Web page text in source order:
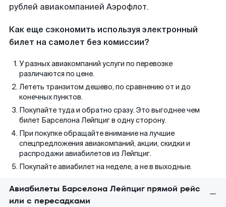
рублей авиакомпанией Аэрофлот.
Как еще сэкономить используя электронный
билет на самолет без комиссии?
У разных авиакомпаний услуги по перевозке
различаются по цене.
Лететь транзитом дешево, по сравнению от и до
конечных пунктов.
Покупайте туда и обратно сразу. Это выгоднее чем
билет Барселона Лейпциг в одну сторону.
При покупке обращайте внимание на лучшие
спецпредложения авиакомпаний, акции, скидки и
распродажи авиабилетов из Лейпциг.
Покупайте авиабилет на неделе, а не в выходные.
Авиабилеты Барселона Лейпциг прямой рейс
или с пересадками